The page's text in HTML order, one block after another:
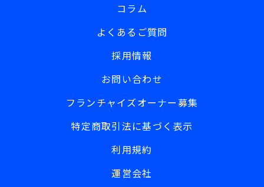
コラム
よくあるご質問
採用情報
お問い合わせ
フランチャイズオーナー募集
特定商取引法に基づく表示
利用規約
運営会社